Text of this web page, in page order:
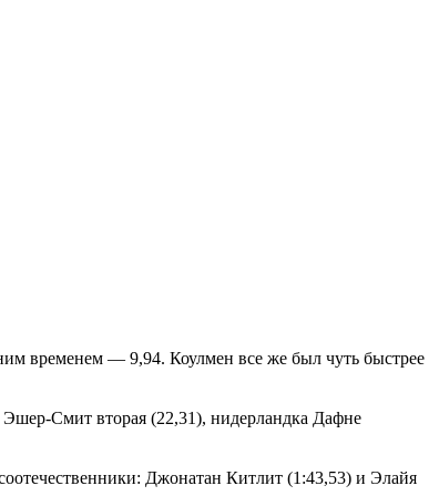
временем — 9,94. Коулмен все же был чуть быстрее
Смит вторая (22,31), нидерландка Дафне
Джонатан Китлит (1:43,53) и Элайя